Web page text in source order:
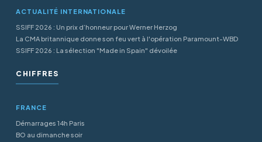
ACTUALITÉ INTERNATIONALE
SSIFF 2026 : Un prix d’honneur pour Werner Herzog
La CMA britannique donne son feu vert à l'opération Paramount-WBD
SSIFF 2026 : La sélection "Made in Spain" dévoilée
CHIFFRES
FRANCE
Démarrages 14h Paris
BO au dimanche soir